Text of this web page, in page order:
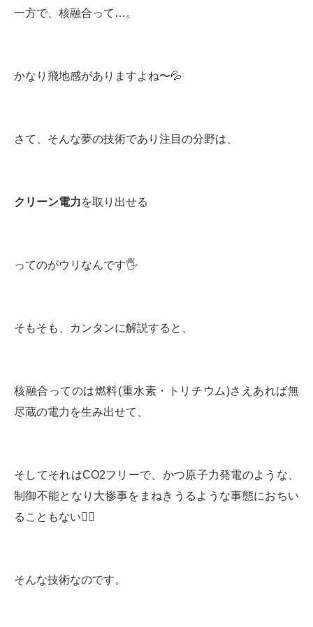
一方で、核融合って…。
かなり飛地感がありますよね〜💦
さて、そんな夢の技術であり注目の分野は、
クリーン電力を取り出せる
ってのがウリなんです🖐️
そもそも、カンタンに解説すると、
核融合ってのは燃料(重水素・トリチウム)さえあれば無
尽蔵の電力を生み出せて、
そしてそれはCO2フリーで、かつ原子力発電のような、
制御不能となり大惨事をまねきうるような事態におちい
ることもない🙅‍♀️
そんな技術なのです。